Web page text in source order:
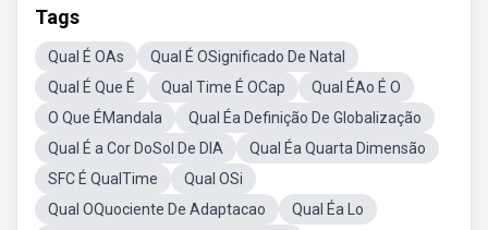
Tags
Qual É OAs
Qual É OSignificado De Natal
Qual É Que É
Qual Time É OCap
Qual ÉAo É O
O Que ÉMandala
Qual Éa Definição De Globalização
Qual É a Cor DoSol De DIA
Qual Éa Quarta Dimensão
SFC É QualTime
Qual OSi
Qual OQuociente De Adaptacao
Qual Éa Lo